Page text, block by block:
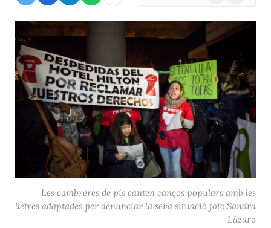
Les cambreres de pis canten canços populars amb les
lletres adaptades per denunciar la seva situació foto.Sandra
Làzaro